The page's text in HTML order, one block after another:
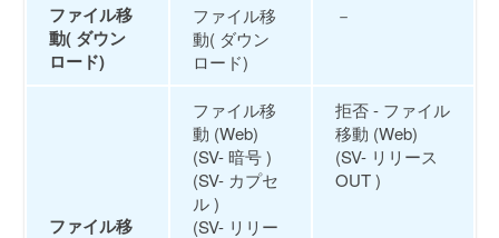
ファイル移
動( ダウン
ロード)
ファイル移
動( ダウン
ロード)
－
ファイル移
ファイル移
動 (Web)
(SV- 暗号 )
(SV- カプセ
ル )
(SV- リリー
拒否 - ファイル
移動 (Web)
(SV- リリース
OUT )